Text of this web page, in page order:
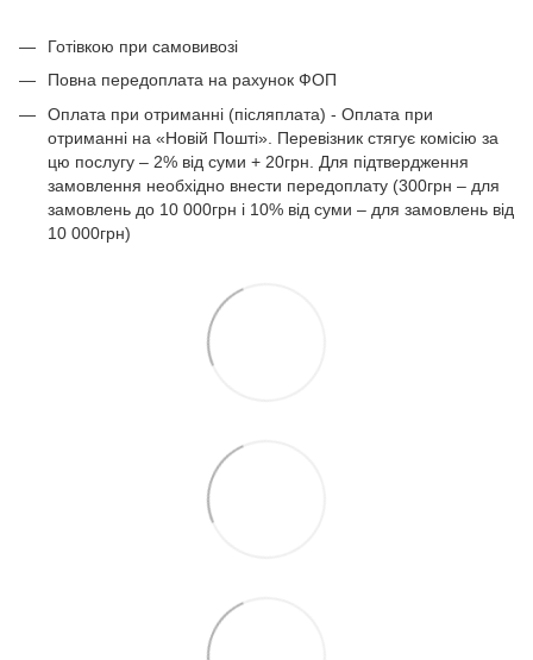
Готівкою при самовивозі
Повна передоплата на рахунок ФОП
Оплата при отриманні (післяплата) - Оплата при
отриманні на «Новій Пошті». Перевізник стягує комісію за
цю послугу – 2% від суми + 20грн. Для підтвердження
замовлення необхідно внести передоплату (300грн – для
замовлень до 10 000грн і 10% від суми – для замовлень від
10 000грн)